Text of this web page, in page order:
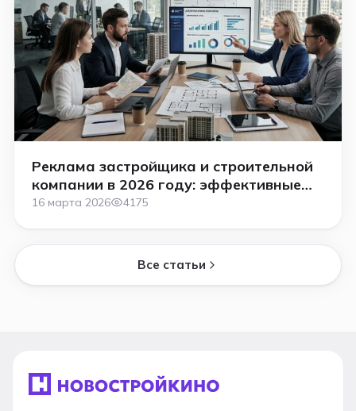
Реклама застройщика и строительной
компании в 2026 году: эффективные
каналы и поиск клиентов
16 марта 2026 4175
Все статьи